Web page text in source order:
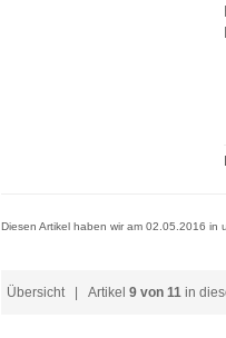
Diesen Artikel haben wir am 02.05.2016 in
Übersicht| Artikel 9 von 11 in